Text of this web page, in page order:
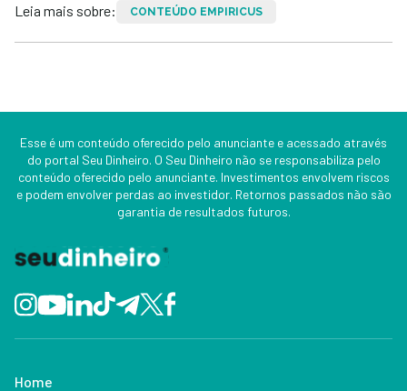
Leia mais sobre: CONTEÚDO EMPIRICUS
Esse é um conteúdo oferecido pelo anunciante e acessado através
do portal Seu Dinheiro. O Seu Dinheiro não se responsabiliza pelo
conteúdo oferecido pelo anunciante. Investimentos envolvem riscos
e podem envolver perdas ao investidor. Retornos passados não são
garantia de resultados futuros.
Home